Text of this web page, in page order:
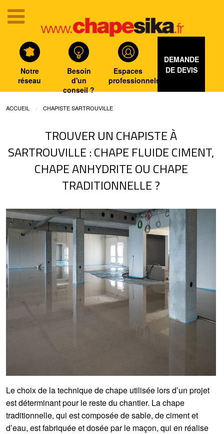
Notre
réseau
Besoin
d'un
conseil ?
Espaces
professionnels
DEMANDE
DE DEVIS
ACCUEIL CHAPISTE SARTROUVILLE
TROUVER UN CHAPISTE À
SARTROUVILLE : CHAPE FLUIDE CIMENT,
CHAPE ANHYDRITE OU CHAPE
TRADITIONNELLE ?
Le choix de la technique de chape utilisée lors d’un projet
est déterminant pour le reste du chantier. La chape
traditionnelle, qui est composée de sable, de ciment et
d’eau, est fabriquée et dosée par le maçon, qui en réalise